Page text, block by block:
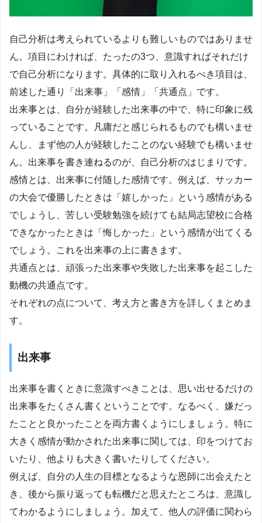
自己分析は考えられているよりも難しいものではありませ
ん。項目にわければ、たったの3つ、意識すればそれだけ
で自己分析になります。具体的に取り入れるべき項目は、
前述した通り「出来事」「感情」「共通点」です。
出来事とは、自分が経験した出来事の中で、特に印象に残
っていることです。凡庸だと感じられるものでも構いませ
んし、まず他の人が経験したことのない経験でも構いませ
ん。出来事を書き連ねるのが、自己分析のはじまりです。
感情とは、出来事に付随した感情です。例えば、サッカー
の大会で優勝したときは「嬉しかった」という感情がある
でしょうし、苦しい受験勉強を続けても結局志望校に合格
できなかったときは「悔しかった」という感情が出てくる
でしょう。これを出来事の上に書きます。
共通点とは、頑張った出来事や失敗した出来事を起こした
動機の共通点です。
それぞれの点について、考え方と書き方を詳しくまとめま
す。
出来事
出来事を書くときに意識すべきことは、思い出せるだけの
出来事をたくさん書くということです。なるべく、嫌だっ
たことと良かったことを両方書くようにしましょう。特に
大きく感情が動かされた出来事に関しては、印をつけてお
いたり、他よりも大きく書いたりしてください。
例えば、自分の人生の目標となるような恩師に出会えたと
き、後から振り返っても転機だと思えたところは、意識し
てわかるようにしましょう。加えて、他人の評価に関わら